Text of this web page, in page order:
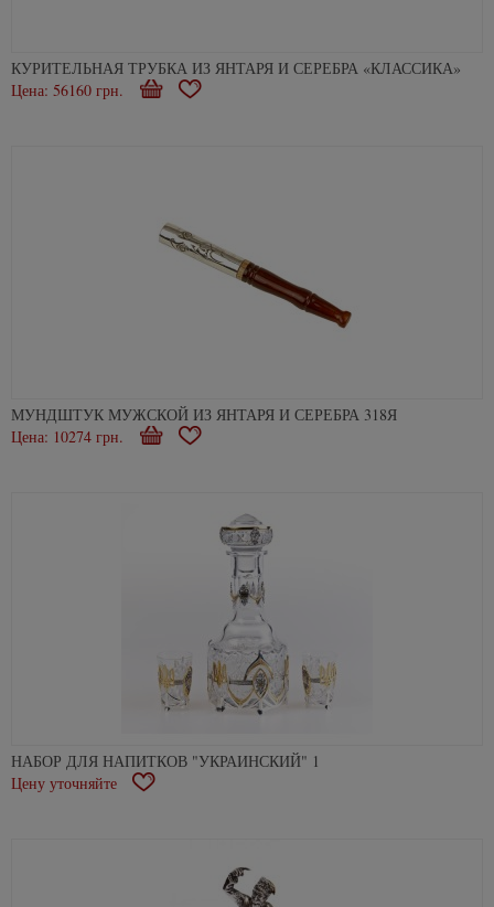
КУРИТЕЛЬНАЯ ТРУБКА ИЗ ЯНТАРЯ И СЕРЕБРА «КЛАССИКА»
Цена: 56160 грн.
В
В
МУНДШТУК МУЖСКОЙ ИЗ ЯНТАРЯ И СЕРЕБРА 318Я
Цена: 10274 грн.
В
В
НАБОР ДЛЯ НАПИТКОВ "УКРАИНСКИЙ" 1
Цену уточняйте
В